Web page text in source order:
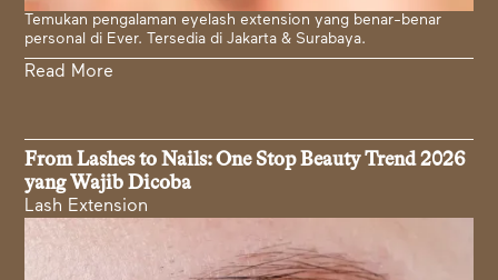
Temukan pengalaman eyelash extension yang benar-benar
personal di Ever. Tersedia di Jakarta & Surabaya.
Read More
From Lashes to Nails: One Stop Beauty Trend 2026
yang Wajib Dicoba
Lash Extension